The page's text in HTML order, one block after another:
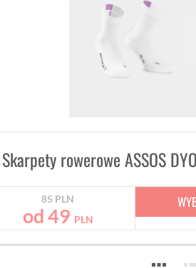
85 PLN
od49 PLN